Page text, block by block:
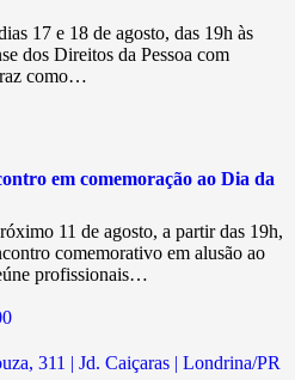
17 e 18 de agosto, das 19h às
dos Direitos da Pessoa com
como…
em comemoração ao Dia da
11 de agosto, a partir das 19h,
comemorativo em alusão ao
profissionais…
311 | Jd. Caiçaras | Londrina/PR